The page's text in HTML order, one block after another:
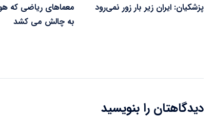
پزشکیان: ایران زیر بار زور نمی‌رود
معماهای ریاضی که
به چالش می کشد
دیدگاهتان را بنویسید